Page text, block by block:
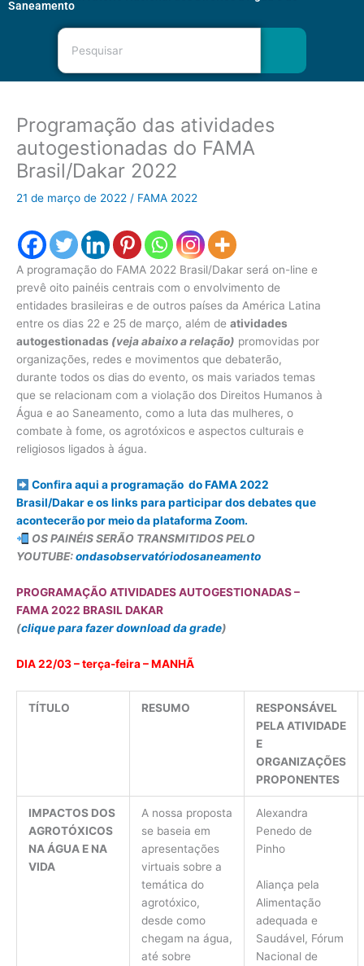
Saneamento
Pesquisar
Programação das atividades
autogestionadas do FAMA
Brasil/Dakar 2022
21 de março de 2022 / FAMA 2022
A programação do FAMA 2022 Brasil/Dakar será on-line e
prevê oito painéis centrais com o envolvimento de
entidades brasileiras e de outros países da América Latina
entre os dias 22 e 25 de março, além de atividades
autogestionadas (veja abaixo a relação) promovidas por
organizações, redes e movimentos que debaterão,
durante todos os dias do evento, os mais variados temas
que se relacionam com a violação dos Direitos Humanos à
Água e ao Saneamento, como a luta das mulheres, o
combate à fome, os agrotóxicos e aspectos culturais e
religiosos ligados à água.
Confira aqui a programação do FAMA 2022
Brasil/Dakar e os links para participar dos debates que
acontecerão por meio da plataforma Zoom.
OS PAINÉIS SERÃO TRANSMITIDOS PELO
YOUTUBE:ondasobservatóriodosaneamento
PROGRAMAÇÃO ATIVIDADES AUTOGESTIONADAS –
FAMA 2022 BRASIL DAKAR
(clique para fazer download da grade)
DIA 22/03 – terça-feira – MANHÃ
TÍTULO RESUMO
RESPONSÁVEL
PELA ATIVIDADE
E
ORGANIZAÇÕES
PROPONENTES
IMPACTOS DOS
AGROTÓXICOS
NA ÁGUA E NA
VIDA
A nossa proposta
se baseia em
apresentações
virtuais sobre a
temática do
agrotóxico,
desde como
chegam na água,
até sobre
Alexandra
Penedo de
Pinho
Aliança pela
Alimentação
adequada e
Saudável, Fórum
Nacional de